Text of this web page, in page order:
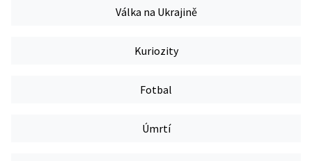
Válka na Ukrajině
Kuriozity
Fotbal
Úmrtí